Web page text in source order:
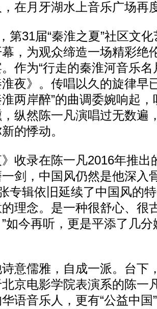
在月牙湖水上音乐广场再
31届“秦淮之夏”社区文化
，为观众缔造一场精彩绝
作为“行走的秦淮河音乐名
夜》。传唱以久的旋律早
两岸醉”的曲调委婉响起
纵然陈一凡演唱过无数遍
的悸动。
录在陈一凡2016年推出
剑，中国风仍然是他深入
专辑依旧延续了中国风的
理念。是一种很舒心、很
如今再听，更是平添了几
儒雅，自成一派。台下
京电影学院表演系的陈一
语音乐人，更有“公益中国